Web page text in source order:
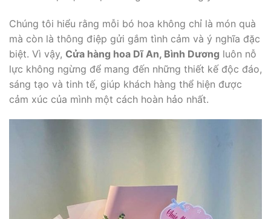
Chúng tôi hiểu rằng mỗi bó hoa không chỉ là món quà
mà còn là thông điệp gửi gắm tình cảm và ý nghĩa đặc
biệt. Vì vậy, Cửa hàng hoa Dĩ An, Bình Dương luôn nỗ
lực không ngừng để mang đến những thiết kế độc đáo,
sáng tạo và tinh tế, giúp khách hàng thể hiện được
cảm xúc của mình một cách hoàn hảo nhất.